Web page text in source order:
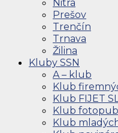
Nitra
Prešov
Trenčín
Trnava
Žilina
Kluby SSN
A – klub
Klub
Klub FIJET
Klub
Klub